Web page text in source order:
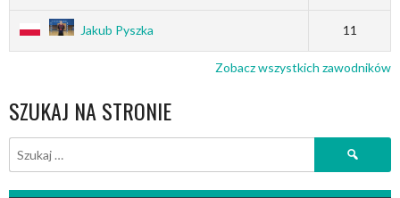
Jakub Pyszka 11
Zobacz wszystkich zawodników
SZUKAJ NA STRONIE
Szukaj: